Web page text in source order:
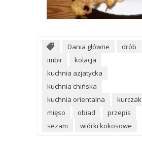
Dania główne
drób
imbir
kolacja
kuchnia azjatycka
kuchnia chińska
kuchnia orientalna
kurczak
mięso
obiad
przepis
sezam
wiórki kokosowe